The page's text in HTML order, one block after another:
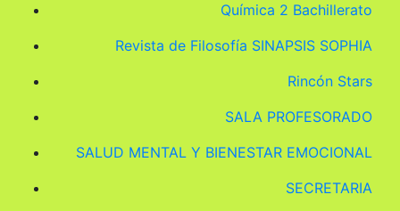
Química 2 Bachillerato
Revista de Filosofía SINAPSIS SOPHIA
Rincón Stars
SALA PROFESORADO
SALUD MENTAL Y BIENESTAR EMOCIONAL
SECRETARIA